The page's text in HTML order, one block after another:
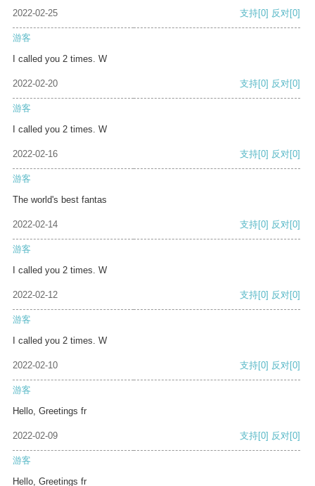
2022-02-25 支持[0] 反对[0]
游客
I called you 2 times. W
2022-02-20 支持[0] 反对[0]
游客
I called you 2 times. W
2022-02-16 支持[0] 反对[0]
游客
The world's best fantas
2022-02-14 支持[0] 反对[0]
游客
I called you 2 times. W
2022-02-12 支持[0] 反对[0]
游客
I called you 2 times. W
2022-02-10 支持[0] 反对[0]
游客
Hello, Greetings fr
2022-02-09 支持[0] 反对[0]
游客
Hello, Greetings fr